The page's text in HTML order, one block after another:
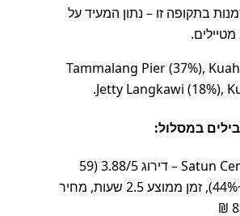
כ־120 הזמנות בתקופה זו – נתון המעיד על
תחנות עיקריות: Tammalang Pier (37%), Kuah
Jetty Langkawi (18%),
במסלול:
Satun Center Tour – דירוג 3.88/5 (59
ביקורות, ~44%), זמן ממוצע 2.5 שעות, מחיר